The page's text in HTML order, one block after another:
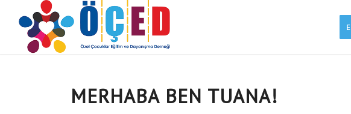
MERHABA BEN TUANA!